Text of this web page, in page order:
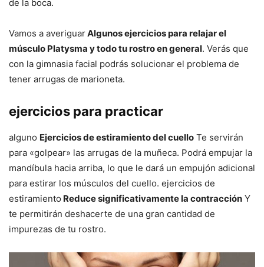
de la boca.
Vamos a averiguarAlgunos ejercicios para relajar el
músculo Platysma y todo tu rostro en general. Verás que
con la gimnasia facial podrás solucionar el problema de
tener arrugas de marioneta.
ejercicios para practicar
alguno Ejercicios de estiramiento del cuello Te servirán
para «golpear» las arrugas de la muñeca. Podrá empujar la
mandíbula hacia arriba, lo que le dará un empujón adicional
para estirar los músculos del cuello. ejercicios de
estiramiento Reduce significativamente la contracción Y
te permitirán deshacerte de una gran cantidad de
impurezas de tu rostro.